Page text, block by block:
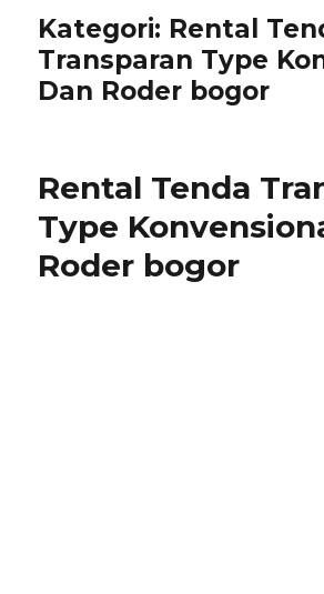
Kategori: Rental
Transparan Type
Dan Roder bogor
Rental Tenda
Type
Roder bogor